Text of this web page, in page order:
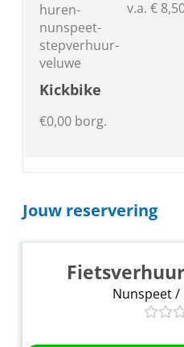
Kickbike
€0,00 borg.
v.a. €
Jouw reservering
Nunspeet /